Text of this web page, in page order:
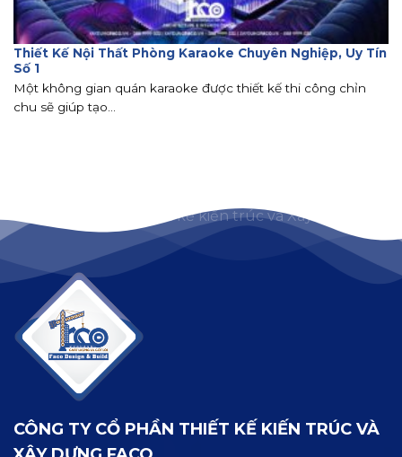
Thiết Kế Nội Thất Phòng Karaoke Chuyên Nghiệp, Uy Tín
Số 1
Một không gian quán karaoke được thiết kế thi công chỉn
chu sẽ giúp tạo...
CÔNG TY CỔ PHẦN THIẾT KẾ KIẾN TRÚC VÀ